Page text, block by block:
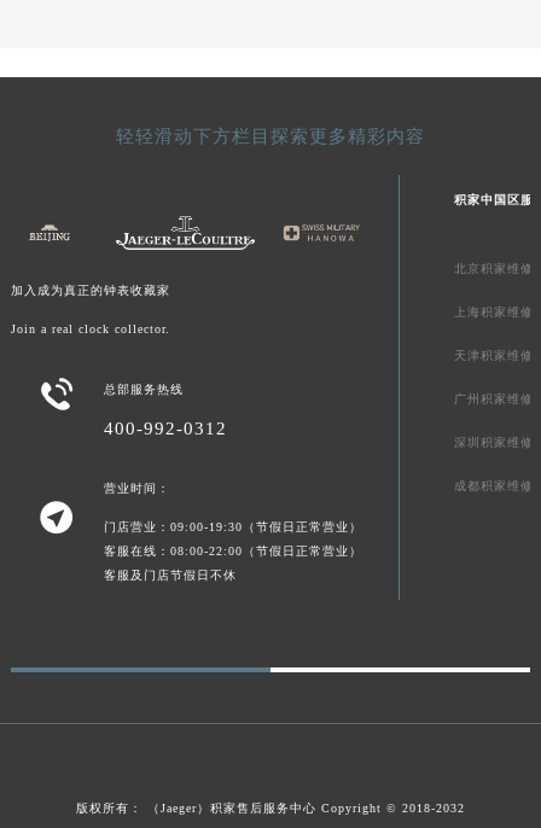
轻轻滑动下方栏目探索更多精彩内容
加入成为真正的钟表收藏家
Join a real clock collector.
 总部服务热线
400-992-0312

营业时间：
门店营业：09:00-19:30（节假日正常营业）
客服在线：08:00-22:00（节假日正常营业）
客服及门店节假日不休
积家中国区服
北京积家维修
上海积家维修
天津积家维修
广州积家维修
深圳积家维修
成都积家维修
版权所有： （Jaeger） 积家售后服务中心 Copyright © 2018-2032